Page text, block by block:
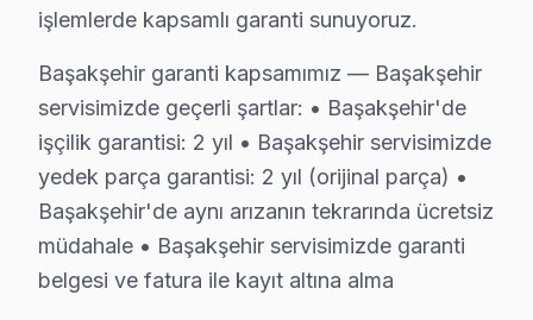
Servis sürecinin başından sonuna kadar şeffaf fiyat
Şeffaf Fiyat Teklifi: Hangi bileşenlerin değişeceğini,
Garantili Servis Avantajı: 6 ay-2 yıl garanti ile aynı
» Basit arızalarda aynı gün servis tamamlanır.
Sunny Servisi Garanti ve Sonrası Destek
Başakşehir Sunny TV Servis Garanti Belgesi - 1 Yıl Parça
işlemlerde kapsamlı garanti sunuyoruz.
Başakşehir garanti kapsamımız — Başakşehir
servisimizde geçerli şartlar: • Başakşehir'de
işçilik garantisi: 2 yıl • Başakşehir servisimizde
yedek parça garantisi: 2 yıl (orijinal parça) •
Başakşehir'de aynı arızanın tekrarında ücretsiz
müdahale • Başakşehir servisimizde garanti
belgesi ve fatura ile kayıt altına alma